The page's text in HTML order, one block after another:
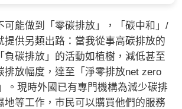
能做到「零碳排放」，「碳中和」/
提供另類出路：當我從事高碳排放的
負碳排放」的活動如植樹，減低甚至
排放幅度，達至「淨零排放net zero
。現時外國已有專門機構為減少碳排
地等工作，巿民可以購買他們的服務